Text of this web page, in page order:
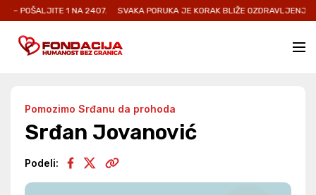
1 NA 2407. SVAKA PORUKA JE KORAK BLIŽE OZDRAVLJENJU I NOVOJ
Pomozimo Srđanu da prohoda
Srđan Jovanović
Podeli: